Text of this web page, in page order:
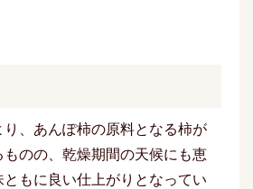
、あんぽ柿の原料となる柿が
のの、乾燥期間の天候にも恵
ともに良い仕上がりとなってい